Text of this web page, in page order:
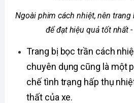
Ngoài phim cách nhiệt, nên
để đạt hiệu quả tốt nhất
Trang bị bọc trần cách
chuyên dụng cũng là một
chế tình trạng hấp thụ
thất của xe.